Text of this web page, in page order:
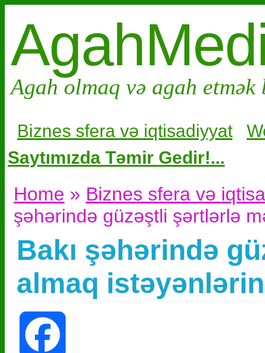
Agah olmaq və agah
Biznes sfera və iqtisadiyyat
Saytımızda Təmir Gedir!...
Home » Biznes sfera və
şəhərində güzəştli şərtlərlə
Bakı şəhərində
almaq